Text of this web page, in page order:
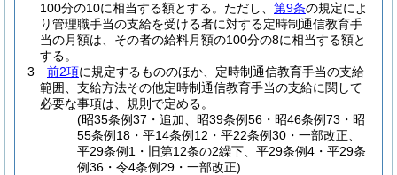
100分の10に相当する額とする。 ただし、 第9条の規定によ
り管理職手当の支給を受ける者に対する定時制通信教育手
当の月額は、その者の給料月額の100分の8に相当する額と
する。
3
前2項に規定するもののほか、定時制通信教育手当の支給
範囲、支給方法その他定時制通信教育手当の支給に関して
必要な事項は、規則で定める。
(昭35条例37・追加、昭39条例56・昭46条例73・昭
55条例18・平14条例12・平22条例30・一部改正、
平29条例1・旧第12条の2繰下、平29条例4・平29条
例36・令4条例29・一部改正)